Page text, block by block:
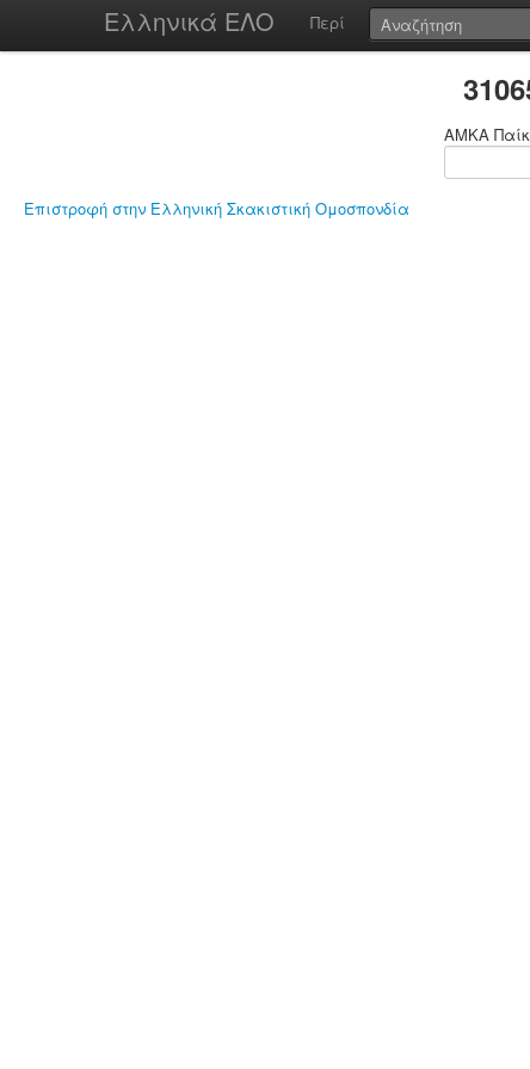
Ελληνικά ΕΛΟ Περί
ΑΜΚΑ
Επιστροφή στην Ελληνική Σκακιστική Ομοσπονδία